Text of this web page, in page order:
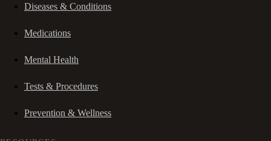
Diseases & Conditions
Medications
Mental Health
Tests & Procedures
Prevention & Wellness